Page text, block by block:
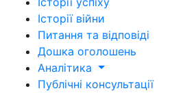
Історії війни
Питання та відповіді
Дошка оголошень
Аналітика
Публічні консультації